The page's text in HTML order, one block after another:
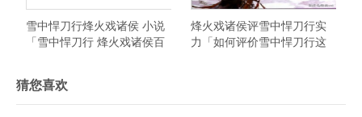
雪中悍刀行烽火戏诸侯 小说
「雪中悍刀行 烽火戏诸侯百
烽火戏诸侯评雪中悍刀行实
力「如何评价雪中悍刀行这
猜您喜欢